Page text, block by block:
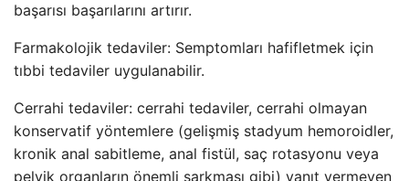
başarısı başarılarını artırır.
Farmakolojik tedaviler: Semptomları hafifletmek için
tıbbi tedaviler uygulanabilir.
Cerrahi tedaviler: cerrahi tedaviler, cerrahi olmayan
konservatif yöntemlere (gelişmiş stadyum hemoroidler,
kronik anal sabitleme, anal fistül, saç rotasyonu veya
pelvik organların önemli sarkması gibi) yanıt vermeyen